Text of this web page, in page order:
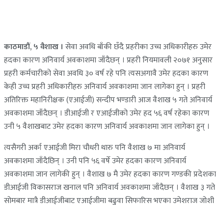
काठमाडौं, ५ वैशाख । सेवा अवधि बाँकी छँदै प्रहरीका उच्च अधिकारीहरु उमेर
हदका कारण अनिवार्य अवकाशमा जाँदैछन् । प्रहरी नियमावली २०७१ अनुसार
प्रहरी कर्मचारीको सेवा अवधि ३० वर्ष रहे पनि त्यसअगावै उमेर हदका कारण
केही उच्च प्रहरी अधिकारीहरु अनिवार्य अवकाशमा जान लागेका हुन् । प्रहरी
अतिरिक्त महानिरीक्षक (एआईजी) सन्दीप भण्डारी आज वैशाख ५ गते अनिवार्य
अवकाशमा जाँदैछन् । डीआईजी र एआईजीको उमेर हद ५६ वर्ष रहेका कारण
उनी ५ वैशाखबाट उमेर हदका कारण अनिवार्य अवकाशमा जान लागेका हुन् ।
त्यसैगरी अर्का एआईजी मिरा चौधरी थारु पनि वैशाख ७ मा अनिवार्य
अवकाशमा जाँदैछिन् । उनी पनि ५६ वर्षे उमेर हदका कारण अनिवार्य
अवकाशमा जान लागेकी हुन् । वैशाख ७ मै उमेर हदका कारण गण्डकी प्रदेशका
डीआईजी विकासराज खनाल पनि अनिवार्य अवकाशमा जाँदैछन् । वैशाख ३ गते
सोमबार मात्रै डीआईजीबाट एआईजीमा बढुवा सिफारिस भएका उमेशराज जोशी